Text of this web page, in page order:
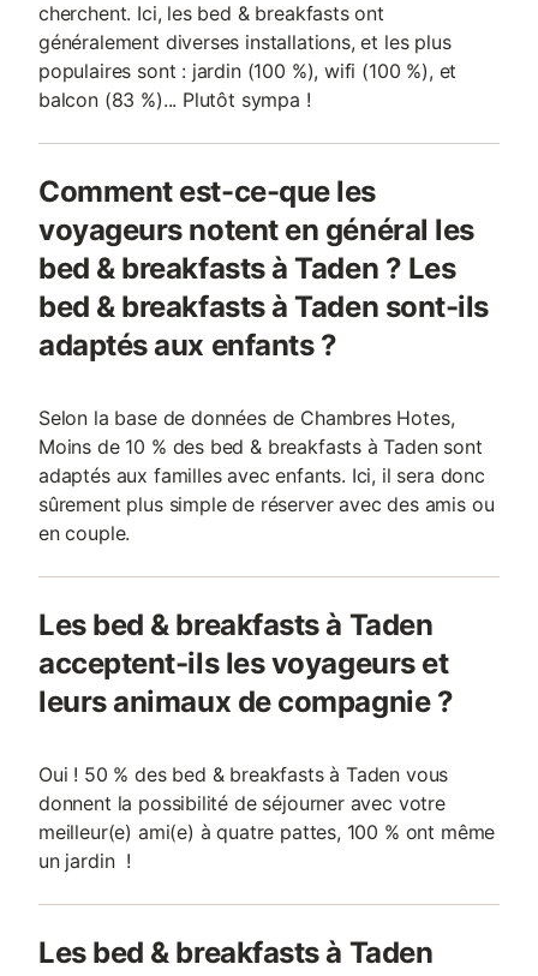
cherchent. Ici, les bed & breakfasts ont
généralement diverses installations, et les plus
populaires sont : jardin (100 %), wifi (100 %), et
balcon (83 %)... Plutôt sympa !
Comment est-ce-que les
voyageurs notent en général les
bed & breakfasts à Taden ? Les
bed & breakfasts à Taden sont-ils
adaptés aux enfants ?
Selon la base de données de Chambres Hotes,
Moins de 10 % des bed & breakfasts à Taden sont
adaptés aux familles avec enfants. Ici, il sera donc
sûrement plus simple de réserver avec des amis ou
en couple.
Les bed & breakfasts à Taden
acceptent-ils les voyageurs et
leurs animaux de compagnie ?
Oui ! 50 % des bed & breakfasts à Taden vous
donnent la possibilité de séjourner avec votre
meilleur(e) ami(e) à quatre pattes, 100 % ont même
un jardin !
Les bed & breakfasts à Taden